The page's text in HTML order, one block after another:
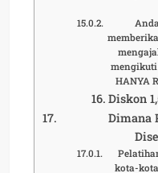
HANYA
Diskon
Dimana
kota-